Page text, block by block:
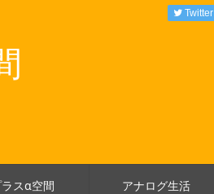
スα空間 アナログ生活
Twitter